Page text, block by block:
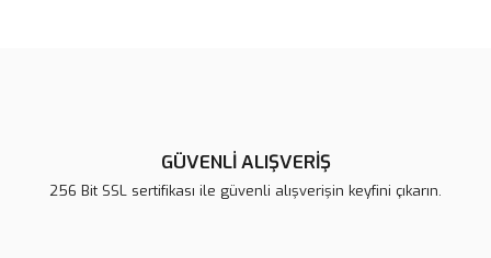
Ürün açıklamasında eksik bilgiler bulunuyor.
GÜVENLİ ALIŞVERİŞ
256 Bit SSL sertifikası ile güvenli alışverişin keyfini çıkarın.